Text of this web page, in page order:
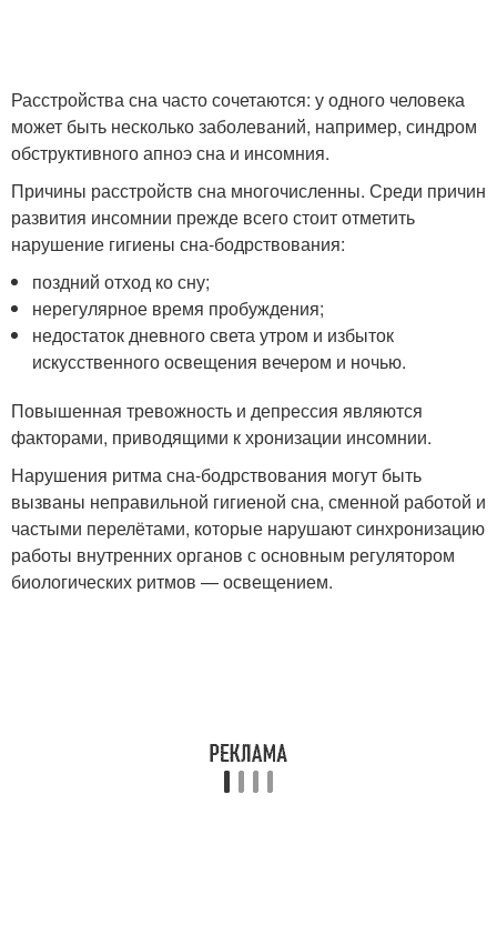
Расстройства сна часто сочетаются: у одного человека
может быть несколько заболеваний, например, синдром
обструктивного апноэ сна и инсомния.
Причины расстройств сна многочисленны. Среди причин
развития инсомнии прежде всего стоит отметить
нарушение гигиены сна-бодрствования:
поздний отход ко сну;
нерегулярное время пробуждения;
недостаток дневного света утром и избыток
искусственного освещения вечером и ночью.
Повышенная тревожность и депрессия являются
факторами, приводящими к хронизации инсомнии.
Нарушения ритма сна-бодрствования могут быть
вызваны неправильной гигиеной сна, сменной работой и
частыми перелётами, которые нарушают синхронизацию
работы внутренних органов с основным регулятором
биологических ритмов — освещением.